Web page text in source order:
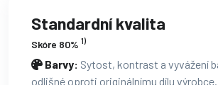
Standardní kvalita
Skóre 80% 1)
Barvy: Sytost, kontrast a vyvážení
odlišné oproti originálnímu dílu výrobce.